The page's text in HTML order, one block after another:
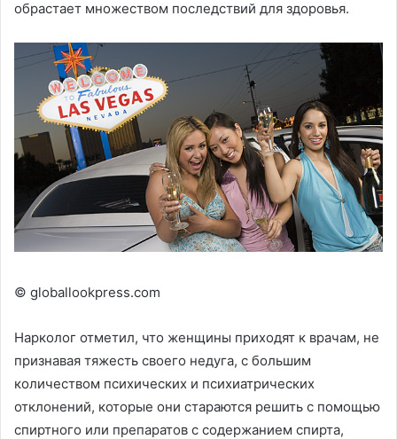
обрастает множеством последствий для здоровья.
© globallookpress.com
Нарколог отметил, что женщины приходят к врачам, не
признавая тяжесть своего недуга, с большим
количеством психических и психиатрических
отклонений, которые они стараются решить с помощью
спиртного или препаратов с содержанием спирта,